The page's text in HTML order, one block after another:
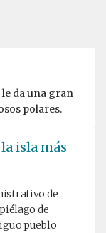
da una gran
polares.
isla más
de
de
pueblo